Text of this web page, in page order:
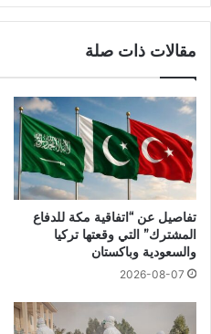
مقالات ذات صلة
تفاصيل عن “اتفاقية مكة للدفاع
المشترك” التي وقعتها تركيا
والسعودية وباكستان
2026-08-07